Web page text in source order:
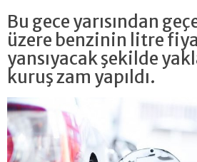
Bu gece yarısından
üzere benzinin litre
yansıyacak şekilde
kuruş zam yapıldı.